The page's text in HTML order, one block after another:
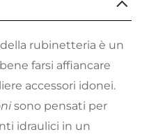
della rubinetteria è un
farsi affiancare
accessori idonei.
sono pensati per
idraulici in un